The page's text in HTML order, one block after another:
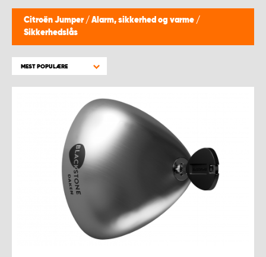
Citroën Jumper / Alarm, sikkerhed og varme /
Sikkerhedslås
MEST POPULÆRE